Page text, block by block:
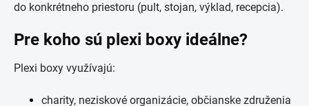
do konkrétneho priestoru (pult, stojan, výklad, recepcia).
Pre koho sú plexi boxy ideálne?
Plexi boxy využívajú:
charity, neziskové organizácie, občianske združenia